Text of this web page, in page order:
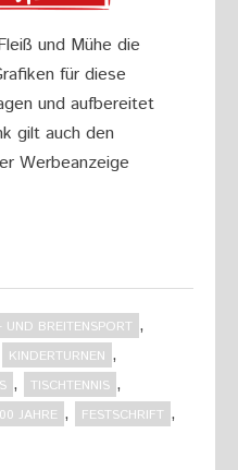
und Mühe die
für diese
und aufbereitet
gilt auch den
Werbeanzeige
UND BREITENSPORT ,
KINDERTURNEN ,
, TISCHTENNIS ,
JAHRE , FESTSCHRIFT ,